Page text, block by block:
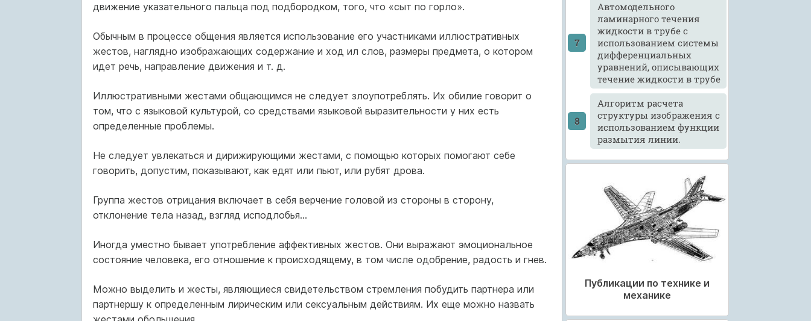
движение указательного пальца под подбородком, того, что «сыт по горло».
Обычным в процессе общения является использование его участниками иллюстративных
жестов, наглядно изображающих содержание и ход ил слов, размеры предмета, о котором
идет речь, направление движения и т. д.
Иллюстративными жестами общающимся не следует злоупотреблять. Их обилие говорит о
том, что с языковой культурой, со средствами языковой выразительности у них есть
определенные проблемы.
Не следует увлекаться и дирижирующими жестами, с помощью которых помогают себе
говорить, допустим, показывают, как едят или пьют, или рубят дрова.
Группа жестов отрицания включает в себя верчение головой из стороны в сторону,
отклонение тела назад, взгляд исподлобья…
Иногда уместно бывает употребление аффективных жестов. Они выражают эмоциональное
состояние человека, его отношение к происходящему, в том числе одобрение, радость и гнев.
Можно выделить и жесты, являющиеся свидетельством стремления побудить партнера или
партнершу к определенным лирическим или сексуальным действиям. Их еще можно назвать
Автомодельного
ламинарного течения
жидкости в трубе с
использованием системы
дифференциальных
уравнений, описывающих
течение жидкости в трубе
Алгоритм расчета
структуры изображения с
использованием функции
размытия линии.
Публикации по технике и
механике